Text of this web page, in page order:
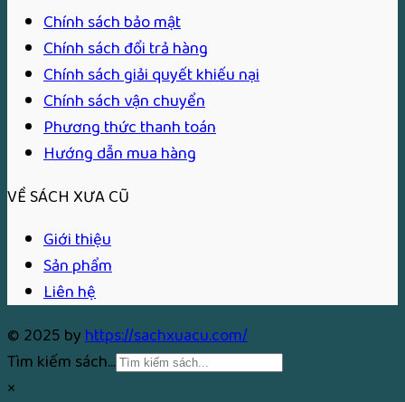
Chính sách bảo mật
Chính sách đổi trả hàng
Chính sách giải quyết khiếu nại
Chính sách vận chuyển
Phương thức thanh toán
Hướng dẫn mua hàng
VỀ SÁCH XƯA CŨ
Giới thiệu
Sản phẩm
Liên hệ
© 2025 byhttps://sachxuacu.com/
Tìm kiếm sách...
×